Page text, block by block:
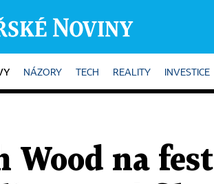
NÁZORY TECH REALITY INVESTICE
Wood na